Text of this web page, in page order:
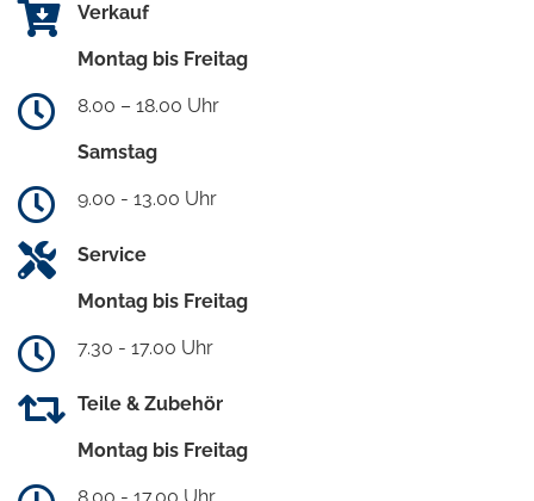
Verkauf
Montag bis Freitag
8.00 – 18.00 Uhr
Samstag
9.00 - 13.00 Uhr
Service
Montag bis Freitag
7.30 - 17.00 Uhr
Teile & Zubehör
Montag bis Freitag